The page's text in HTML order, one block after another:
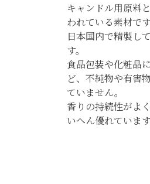
キャンドル用原料
われている素材で
日本国内で精製し
す。
食品包装や化粧品
ど、不純物や有害
ていません。
香りの持続性がよ
いへん優れています